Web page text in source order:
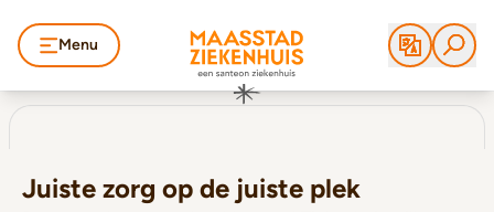
Menu
Juiste zorg op de juiste plek